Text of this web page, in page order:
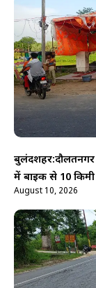
बुलंदशहर:दौलतनगर
में बाइक से 10
August 10, 2026